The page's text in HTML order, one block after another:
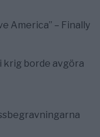
America” – Finally
krig borde avgöra